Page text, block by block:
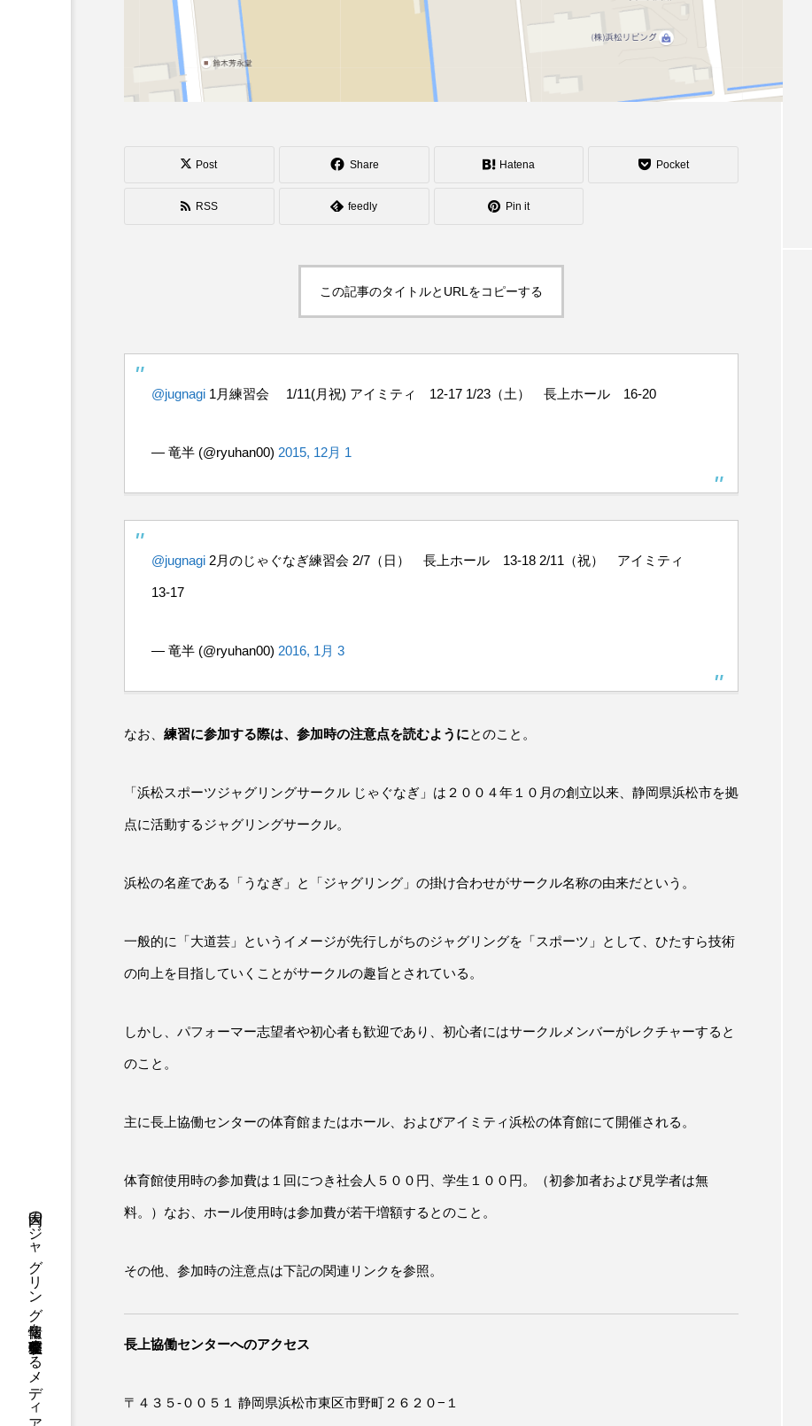
国内のジャグリング情報を収集・整理・発信するメディア
北海道 関西 四国 中国 九州
ボール スティック デビルスティック
スタッフ フープ コンタクトジャグリング マイナージャグリング
Post Share Hatena Pocket
RSS feedly Pin it
この記事のタイトルとURLをコピーする
@jugnagi 1月練習会 1/11(月祝) アイミティ 12-17 1/23（土） 長上ホール 16-20
— 竜半 (@ryuhan00) 2015, 12月 1
@jugnagi 2月のじゃぐなぎ練習会 2/7（日） 長上ホール 13-18 2/11（祝） アイミティ
13-17
— 竜半 (@ryuhan00) 2016, 1月 3
なお、 練習に参加する際は、参加時の注意点を読むようにとのこと。
「浜松スポーツジャグリングサークル じゃぐなぎ」は２００４年１０月の創立以来、静岡県浜松市を拠
点に活動するジャグリングサークル。
浜松の名産である「うなぎ」と「ジャグリング」の掛け合わせがサークル名称の由来だという。
一般的に「大道芸」というイメージが先行しがちのジャグリングを「スポーツ」として、ひたすら技術
の向上を目指していくことがサークルの趣旨とされている。
しかし、パフォーマー志望者や初心者も歓迎であり、初心者にはサークルメンバーがレクチャーすると
のこと。
主に長上協働センターの体育館またはホール、およびアイミティ浜松の体育館にて開催される。
体育館使用時の参加費は１回につき社会人５００円、学生１００円。（初参加者および見学者は無
料。）なお、ホール使用時は参加費が若干増額するとのこと。
その他、参加時の注意点は下記の関連リンクを参照。
長上協働センターへのアクセス
〒４３５-００５１ 静岡県浜松市東区市野町２６２０−１